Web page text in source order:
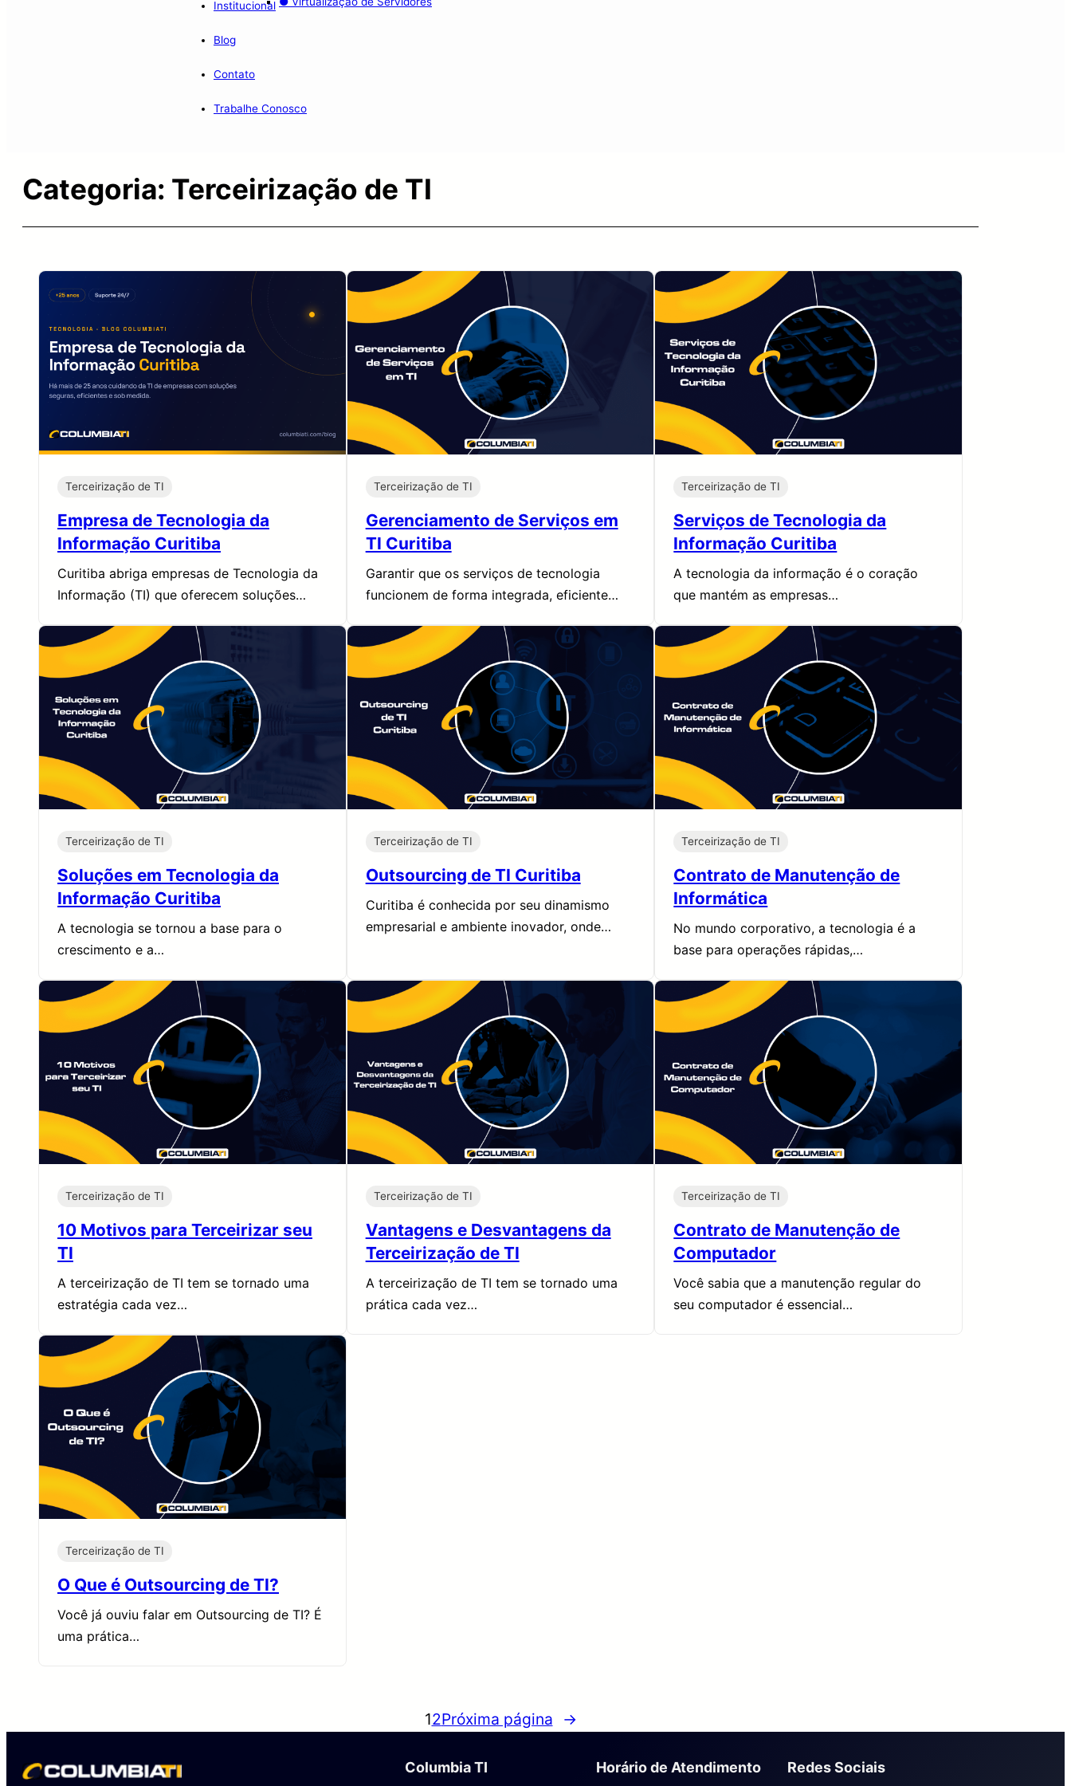
Institucional
Blog
Contato
Trabalhe Conosco
Categoria: Terceirização de TI
Terceirização de TI
Empresa de Tecnologia da
Informação Curitiba
Curitiba abriga empresas de Tecnologia da
Informação (TI) que oferecem soluções…
Terceirização de TI
Gerenciamento de Serviços em
TI Curitiba
Garantir que os serviços de tecnologia
funcionem de forma integrada, eficiente…
Terceirização de TI
Serviços de Tecnologia da
Informação Curitiba
A tecnologia da informação é o coração
que mantém as empresas…
Terceirização de TI
Soluções em Tecnologia da
Informação Curitiba
A tecnologia se tornou a base para o
crescimento e a…
Terceirização de TI
Outsourcing de TI Curitiba
Curitiba é conhecida por seu dinamismo
empresarial e ambiente inovador, onde…
Terceirização de TI
Contrato de Manutenção de
Informática
No mundo corporativo, a tecnologia é a
base para operações rápidas,…
Terceirização de TI
10 Motivos para Terceirizar seu
TI
A terceirização de TI tem se tornado uma
estratégia cada vez…
Terceirização de TI
Vantagens e Desvantagens da
Terceirização de TI
A terceirização de TI tem se tornado uma
prática cada vez…
Terceirização de TI
Contrato de Manutenção de
Computador
Você sabia que a manutenção regular do
seu computador é essencial…
Terceirização de TI
O Que é Outsourcing de TI?
Você já ouviu falar em Outsourcing de TI? É
uma prática…
12Próxima página →
Columbia TI Horário de Atendimento Redes Sociais